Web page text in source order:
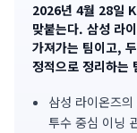
기
사
2026년 4월 28일
맞붙는다. 삼성 라
가져가는 팀이고,
정적으로 정리하는
삼성 라이온즈
투수 중심 이닝